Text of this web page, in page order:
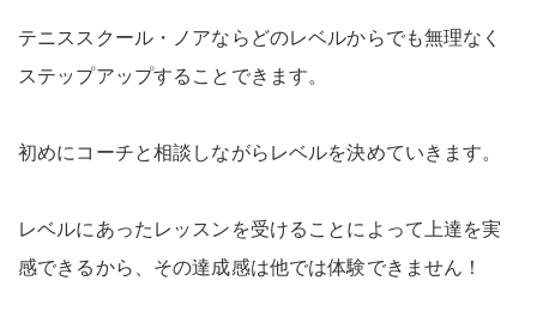
テニススクール・ノアならどのレベルからでも無理なく
ステップアップすることできます。
初めにコーチと相談しながらレベルを決めていきます。
レベルにあったレッスンを受けることによって上達を実
感できるから、その達成感は他では体験できません！